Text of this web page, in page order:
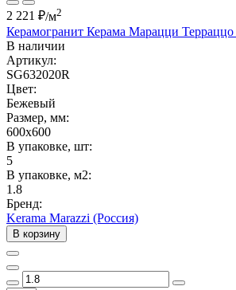
2 221 ₽/м2
Керамогранит Керама Марацци Терраццо
В наличии
Артикул:
SG632020R
Цвет:
Бежевый
Размер, мм:
600x600
В упаковке, шт:
5
В упаковке, м2:
1.8
Бренд:
Kerama Marazzi (Россия)
В корзину